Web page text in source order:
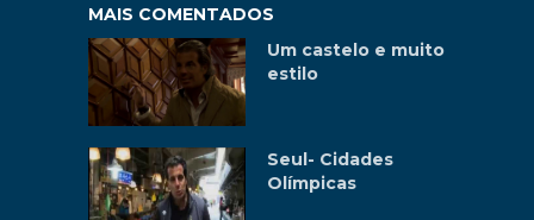
MAIS COMENTADOS
Um castelo e muito
estilo
Seul- Cidades
Olímpicas